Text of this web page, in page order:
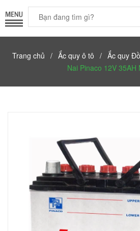
Trang chủ / Ắc quy ô tô / Ắc quy
Nai Pinaco 12V 35AH